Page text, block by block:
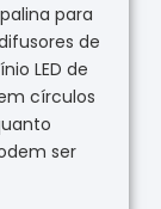
para
de
LED de
círculos
ser